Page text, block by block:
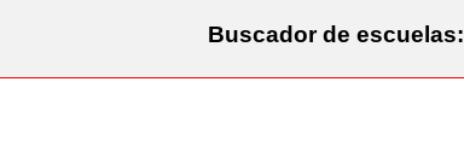
Buscador de escuelas: